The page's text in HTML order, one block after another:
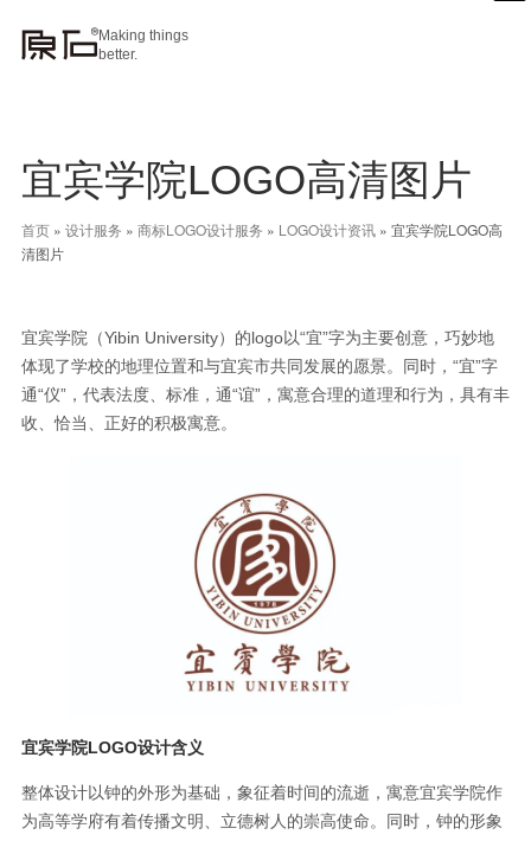
Making things
better.
宜宾学院LOGO高清图片
首页 » 设计服务 » 商标LOGO设计服务 » LOGO设计资讯 » 宜宾学院LOGO高
清图片
宜宾学院（Yibin University）的logo以“宜”字为主要创意，巧妙地
体现了学校的地理位置和与宜宾市共同发展的愿景。同时，“宜”字
通“仪”，代表法度、标准，通“谊”，寓意合理的道理和行为，具有丰
收、恰当、正好的积极寓意。
宜宾学院LOGO设计含义
整体设计以钟的外形为基础，象征着时间的流逝，寓意宜宾学院作
为高等学府有着传播文明、立德树人的崇高使命。同时，钟的形象